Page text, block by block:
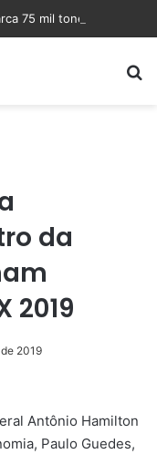
da
2019
2019
Antônio Hamilton
Paulo Guedes,